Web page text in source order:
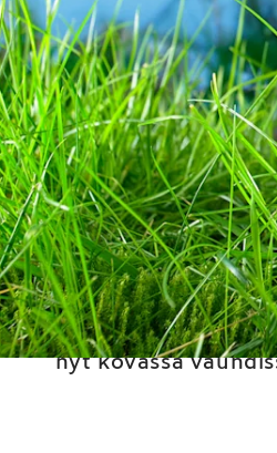
Arlan
Suomen
nestesulkukerroksia –
nyt kovassa